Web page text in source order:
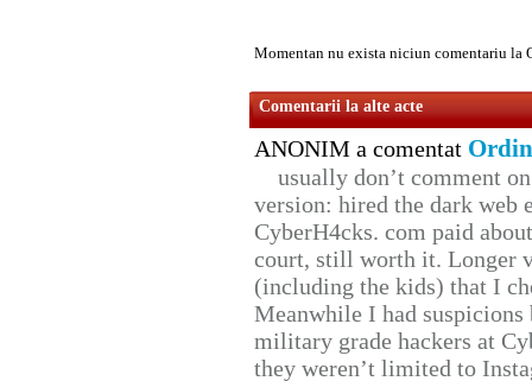
Momentan nu exista niciun comentariu la
Comentarii la alte acte
ANONIM a comentat
usually don’t comment
version: hired the dark web
CyberH4cks. com paid
court, still worth it. Longer
(including the kids) that I
Meanwhile I had
military grade hackers at
they weren’t limited to